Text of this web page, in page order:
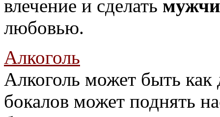
влечение и сделать
любовью.
Алкоголь
Алкоголь может быть
бокалов может поднять